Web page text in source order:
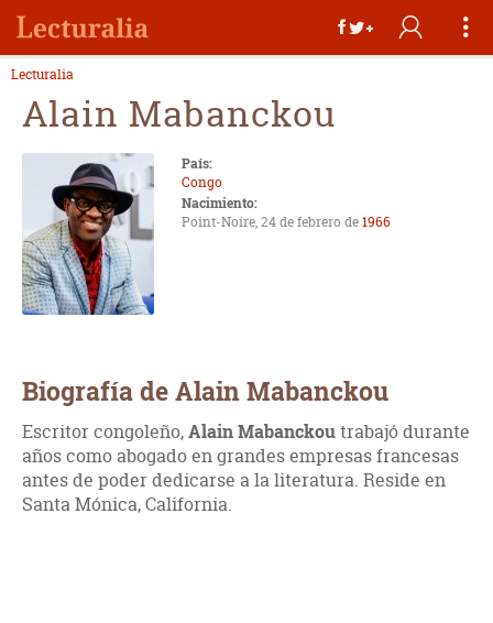
Lecturalia
Alain Mabanckou
País:
Congo
Nacimiento:
Point-Noire, 24 de febrero de1966
Biografía de Alain Mabanckou
Escritor congoleño,Alain Mabanckoutrabajó durante
años como abogado en grandes empresas francesas
antes de poder dedicarse a la literatura. Reside en
Santa Mónica, California.